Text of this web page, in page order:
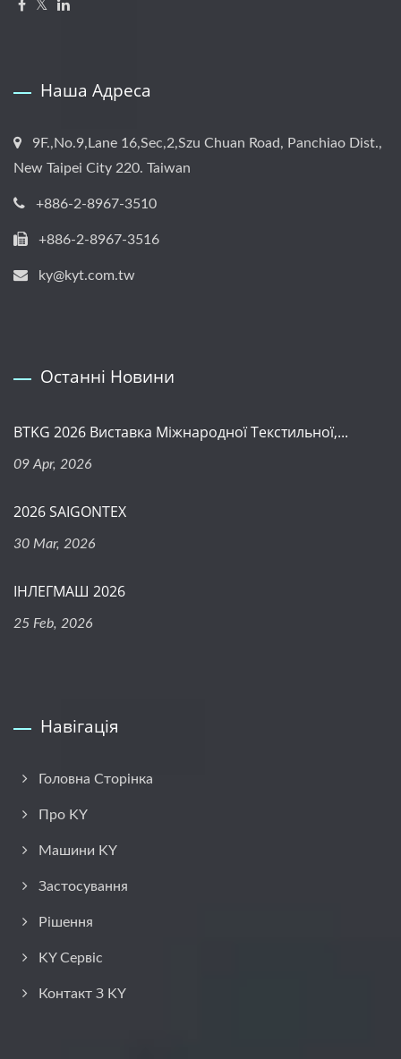
Наша Адреса
9F.,No.9,Lane 16,Sec,2,Szu Chuan Road, Panchiao Dist.,
New Taipei City 220. Taiwan
+886-2-8967-3510
+886-2-8967-3516
ky@kyt.com.tw
Останні Новини
BTKG 2026 Виставка Міжнародної Текстильної,...
09 Apr, 2026
2026 SAIGONTEX
30 Mar, 2026
ІНЛЕГМАШ 2026
25 Feb, 2026
Навігація
Головна Сторінка
Про KY
Машини KY
Застосування
Рішення
KY Сервіс
Контакт З KY